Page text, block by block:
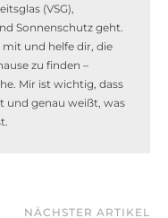
(VSG),
Sonnenschutz geht.
und helfe dir, die
zu finden –
Mir ist wichtig, dass
und genau weißt, was
NÄCHSTER ARTIKEL